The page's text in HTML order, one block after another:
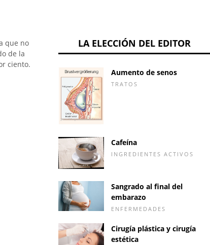
que no
de la
ciento.
LA ELECCIÓN DEL EDITOR
Aumento de senos
TRATOS
Cafeína
INGREDIENTES ACTIVOS
Sangrado al final del
embarazo
ENFERMEDADES
Cirugía plástica y cirugía
estética